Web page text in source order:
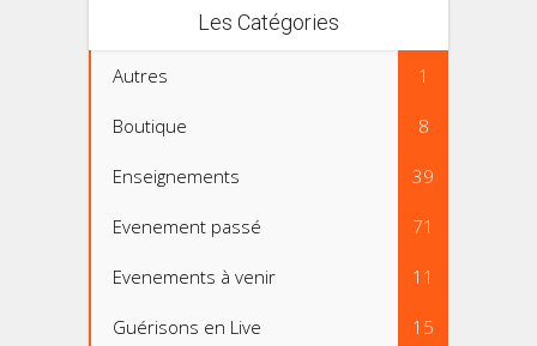
Les Catégories
Autres 1
Boutique 8
Enseignements 39
Evenement passé 71
Evenements à venir 11
Guérisons en Live 15